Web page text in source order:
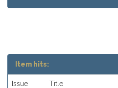
Item hits:
Issue
Title